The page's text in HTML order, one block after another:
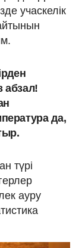
учаскелік
абзал!
да,
түрі
ауру